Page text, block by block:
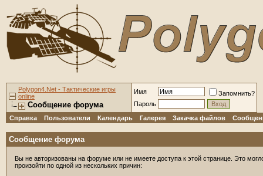
Polygon4.Net - Тактические игры
online
Сообщение форума
Имя
Запомнить?
Пароль
Справка
Пользователи Календарь Галерея Закачка файлов
Сообщение форума
Вы не авторизованы на форуме или не имеете доступа к этой странице. Это
произойти по одной из нескольких причин: